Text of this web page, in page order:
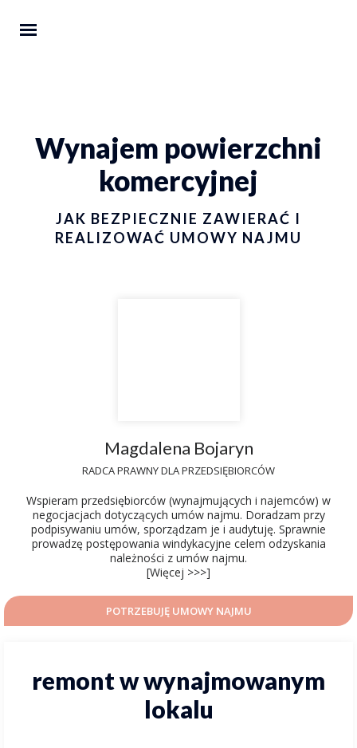
Wynajem powierzchni
komercyjnej
JAK BEZPIECZNIE ZAWIERAĆ I
REALIZOWAĆ UMOWY NAJMU
Magdalena Bojaryn
RADCA PRAWNY DLA PRZEDSIĘBIORCÓW
Wspieram przedsiębiorców (wynajmujących i najemców) w
negocjacjach dotyczących umów najmu. Doradzam przy
podpisywaniu umów, sporządzam je i audytuję. Sprawnie
prowadzę postępowania windykacyjne celem odzyskania
należności z umów najmu.
[Więcej >>>]
POTRZEBUJĘ UMOWY NAJMU
remont w wynajmowanym
lokalu